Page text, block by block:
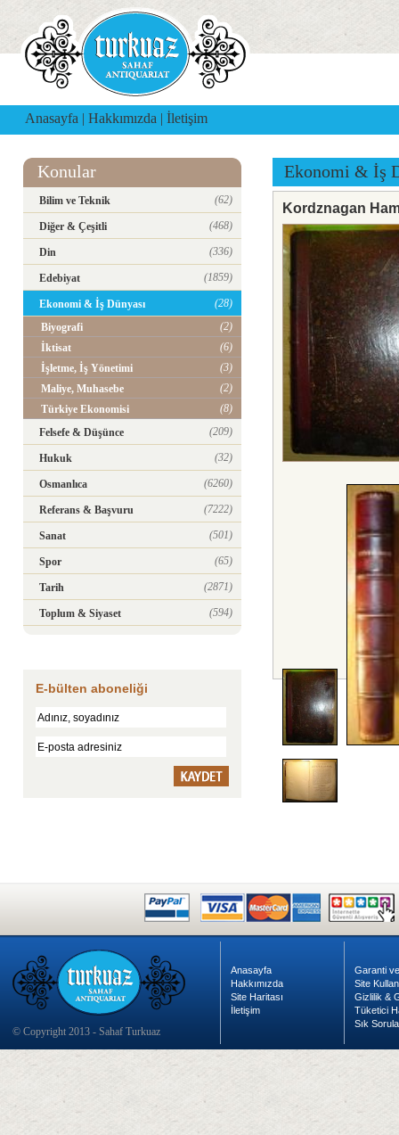
Anasayfa | Hakkımızda | İletişim
Konular
Bilim ve Teknik (62)
Diğer & Çeşitli (468)
Din (336)
Edebiyat (1859)
Ekonomi & İş Dünyası
(28)
Biyografi
(2)
İktisat
(6)
İşletme, İş Yönetimi
(3)
Maliye, Muhasebe
(2)
Türkiye Ekonomisi
(8)
Felsefe & Düşünce
(209)
Hukuk (32)
Osmanlıca (6260)
Referans & Başvuru (7222)
Sanat (501)
Spor (65)
Tarih (2871)
Toplum & Siyaset (594)
E-bülten aboneliği
Ekonomi & İş
Kordznagan
© Copyright 2013 - Sahaf Turkuaz
Anasayfa
Hakkımızda
Site Haritası
İletişim
Garanti
Site
Gizlilik &
Tüketici
Sık